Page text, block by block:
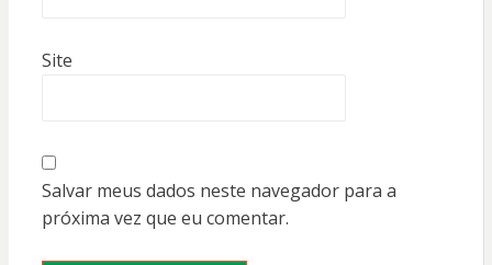
Site
Salvar meus dados neste navegador para a
próxima vez que eu comentar.